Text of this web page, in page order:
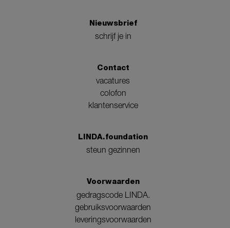
Nieuwsbrief
schrijf je in
Contact
vacatures
colofon
klantenservice
LINDA.foundation
steun gezinnen
Voorwaarden
gedragscode LINDA.
gebruiksvoorwaarden
leveringsvoorwaarden